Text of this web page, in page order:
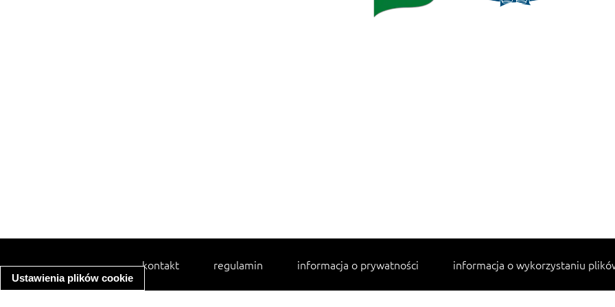
Ustawienia plików cookie
kontakt regulamin informacja o prywatności informacja o wykorzystaniu
Najpopularniejsze przepisy